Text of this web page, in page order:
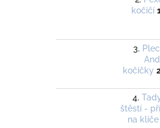
kočičí
kočičky
štěstí -
na klíče